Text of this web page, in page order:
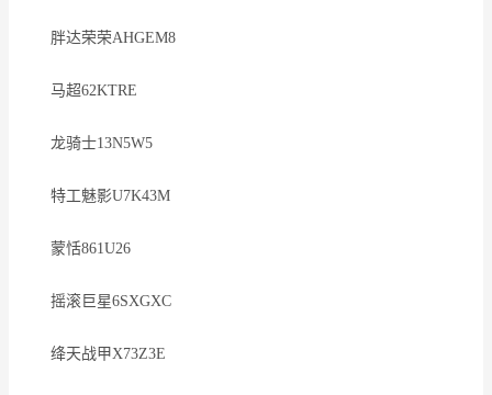
胖达荣荣AHGEM8
马超62KTRE
龙骑士13N5W5
特工魅影U7K43M
蒙恬861U26
摇滚巨星6SXGXC
绛天战甲X73Z3E